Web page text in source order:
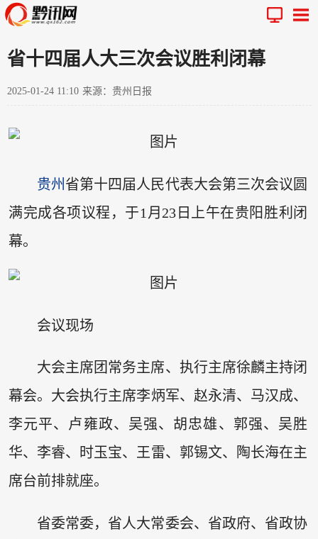
省十四届人大三次会议胜利闭幕
2025-01-24 11:10 来源：贵州日报
贵州 省第十四届人民代表大会第三次会议圆
满完成各项议程，于1月23日上午在贵阳胜利闭
幕。
会议现场
大会主席团常务主席、执行主席徐麟主持闭
幕会。大会执行主席李炳军、赵永清、马汉成、
李元平、卢雍政、吴强、胡忠雄、郭强、吴胜
华、李睿、时玉宝、王雷、郭锡文、陶长海在主
席台前排就座。
省委常委，省人大常委会、省政府、省政协